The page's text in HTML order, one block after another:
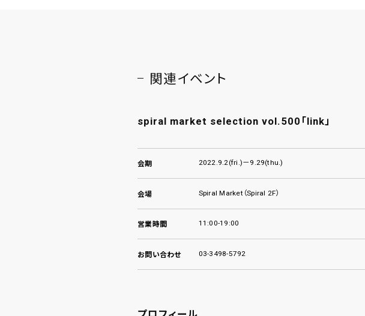
関連イベント
spiral market selection vol.500「link」
会期 2022.9.2(fri.)－9.29(thu.)
会場 Spiral Market（Spiral 2F）
営業時間 11:00-19:00
お問い合わせ 03-3498-5792